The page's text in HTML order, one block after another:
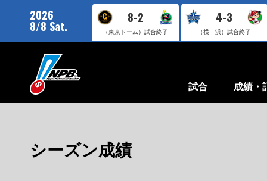
2026
8/8 Sat.
8-2
（東京ドーム）試合終了
4-3
（横 浜）試合終了
試合 成績・
シーズン成績